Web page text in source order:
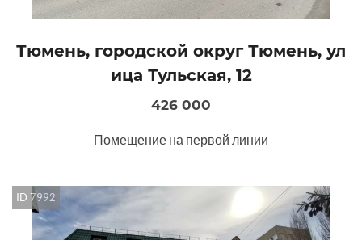
Тюмень, городской округ Тюмень, ул
ица Тульская, 12
426 000
Помещение на первой линии
ID 7992